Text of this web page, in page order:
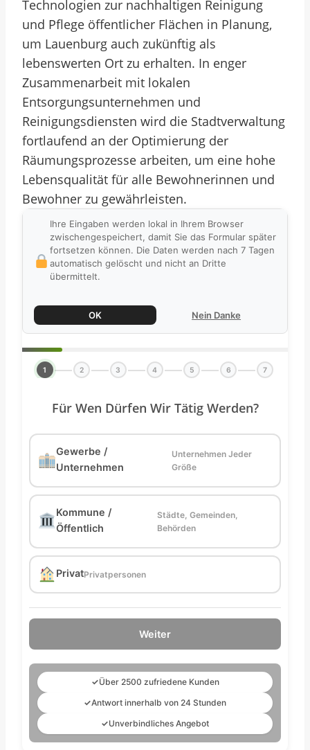
Technologien zur nachhaltigen Reinigung
und Pflege öffentlicher Flächen in Planung,
um Lauenburg auch zukünftig als
lebenswerten Ort zu erhalten. In enger
Zusammenarbeit mit lokalen
Entsorgungsunternehmen und
Reinigungsdiensten wird die Stadtverwaltung
fortlaufend an der Optimierung der
Räumungsprozesse arbeiten, um eine hohe
Lebensqualität für alle Bewohnerinnen und
Bewohner zu gewährleisten.
Ihre Eingaben werden lokal in Ihrem Browser
zwischengespeichert, damit Sie das Formular später
fortsetzen können. Die Daten werden nach 7 Tagen
automatisch gelöscht und nicht an Dritte
übermittelt.
OK Nein Danke
1 2 3 4 5 6 7
Für Wen Dürfen Wir Tätig Werden?
Gewerbe /
Unternehmen
Unternehmen Jeder
Größe
Kommune /
Öffentlich
Städte, Gemeinden,
Behörden
PrivatPrivatpersonen
Weiter
✓Über 2500 zufriedene Kunden
✓Antwort innerhalb von 24 Stunden
✓Unverbindliches Angebot